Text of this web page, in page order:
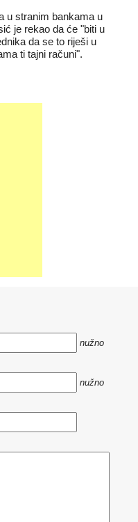
u stranim bankama u
je rekao da će "biti u
da se to riješi u
ti tajni računi".
nužno
nužno